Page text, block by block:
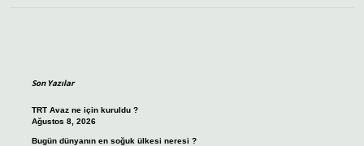
Son Yazılar
TRT Avaz ne için kuruldu ?
Ağustos 8, 2026
Bugün dünyanın en soğuk ülkesi neresi ?